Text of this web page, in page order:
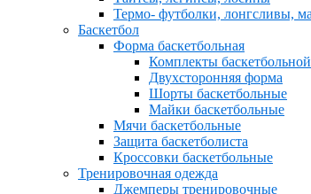
Термо- футболки, лонгсливы,
Баскетбол
Форма баскетбольная
Комплекты
Двухсторонняя форма
Шорты баскетбольные
Майки баскетбольные
Мячи баскетбольные
Защита баскетболиста
Кроссовки баскетбольные
Тренировочная одежда
Джемперы тренировочные